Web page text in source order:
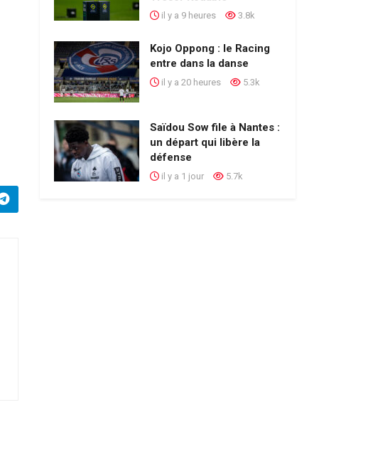
il y a 9 heures 3.8k
Kojo Oppong : le Racing
entre dans la danse
il y a 20 heures 5.3k
Saïdou Sow file à Nantes :
un départ qui libère la
défense
il y a 1 jour 5.7k